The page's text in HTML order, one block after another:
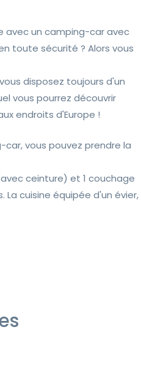
avec un camping-car avec
toute sécurité ? Alors vous
disposez toujours d'un
vous pourrez découvrir
endroits d'Europe !
vous pouvez prendre la
ceinture) et 1 couchage
cuisine équipée d'un évier,